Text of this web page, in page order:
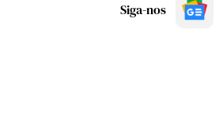
Siga-nos